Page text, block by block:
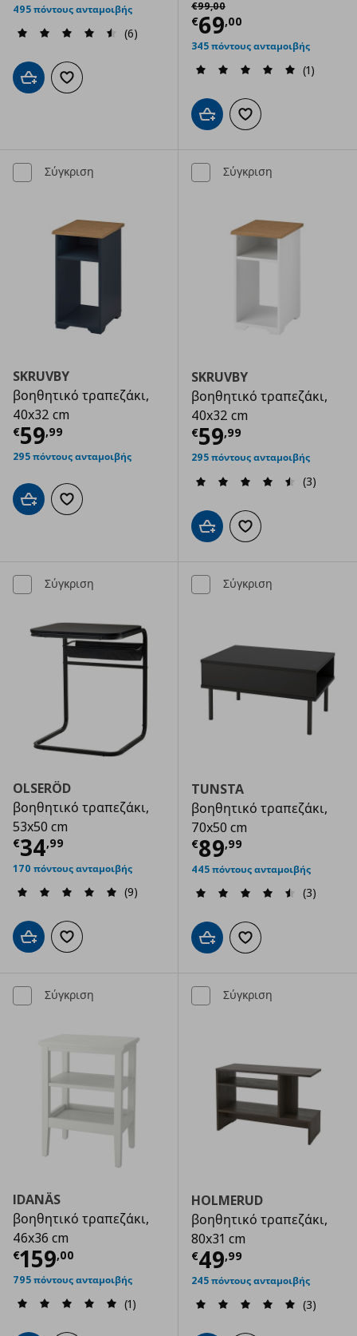
495 πόντους ανταμοιβής
(6)
Προσθήκη στο καλάθι
Προσθήκη στα αγαπημένα
€99,00
€69,00
Τρέχουσα
345 πόντους ανταμοιβής
(1)
Προσθήκη στο καλάθι
Προσθήκη στα
Σύγκριση
SKRUVBY
βοηθητικό τραπεζάκι,
40x32 cm
€59,99
Τρέχουσα τιμή € 59,99
295 πόντους ανταμοιβής
Προσθήκη στο καλάθι
Προσθήκη στα αγαπημένα
Σύγκριση
SKRUVBY
βοηθητικό τραπεζάκι,
40x32 cm
€59,99
Τρέχουσα
295 πόντους ανταμοιβής
(3)
Προσθήκη στο καλάθι
Προσθήκη στα
Σύγκριση
OLSERÖD
βοηθητικό τραπεζάκι,
53x50 cm
€34,99
Τρέχουσα τιμή € 34,99
170 πόντους ανταμοιβής
(9)
Προσθήκη στο καλάθι
Προσθήκη στα αγαπημένα
Σύγκριση
TUNSTA
βοηθητικό τραπεζάκι,
70x50 cm
€89,99
Τρέχουσα
445 πόντους ανταμοιβής
(3)
Προσθήκη στο καλάθι
Προσθήκη στα
Σύγκριση
IDANÄS
βοηθητικό τραπεζάκι,
46x36 cm
€159,00
Τρέχουσα τιμή € 159,00
795 πόντους ανταμοιβής
(1)
Σύγκριση
HOLMERUD
βοηθητικό τραπεζάκι,
80x31 cm
€49,99
Τρέχουσα
245 πόντους ανταμοιβής
(3)